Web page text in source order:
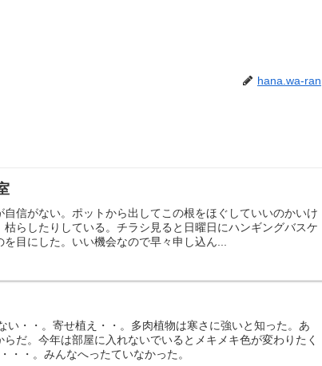
hana.wa-ran
信がない。ポットから出してこの根をほぐしていいのかいけ
らしたりしている。チラシ見ると日曜日にハンギングバスケ
目にした。いい機会なので早々申し込ん...
い・・。寄せ植え・・。多肉植物は寒さに強いと知った。あ
だ。今年は部屋に入れないでいるとメキメキ色が変わりたく
・・。みんなへったていなかった。